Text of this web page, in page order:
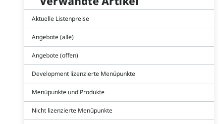
Aktuelle Listenpreise
Angebote (alle)
Angebote (offen)
Development lizenzierte Menüpunkte
Menüpunkte und Produkte
Nicht lizenzierte Menüpunkte